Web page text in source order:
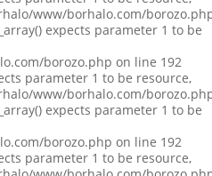
www/borhalo.com/
expects parameter 1 to be
borozo.php on line 192
parameter 1 to be resource,
www/borhalo.com/
expects parameter 1 to be
borozo.php on line 192
parameter 1 to be resource,